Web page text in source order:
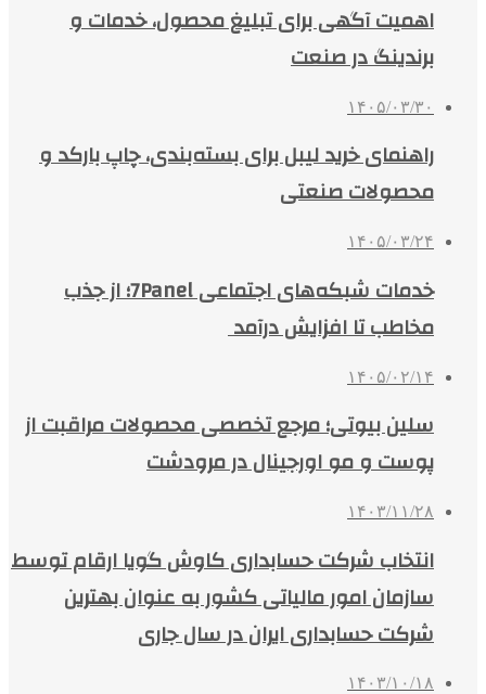
اهمیت آگهی برای تبلیغ محصول، خدمات و
برندینگ در صنعت
۱۴۰۵/۰۳/۳۰
راهنمای خرید لیبل برای بسته‌بندی، چاپ بارکد و
محصولات صنعتی
۱۴۰۵/۰۳/۲۴
خدمات شبکه‌های اجتماعی 7Panel؛ از جذب
مخاطب تا افزایش درآمد
۱۴۰۵/۰۲/۱۴
سلین بیوتی؛ مرجع تخصصی محصولات مراقبت از
پوست و مو اورجینال در مرودشت
۱۴۰۳/۱۱/۲۸
انتخاب شرکت حسابداری کاوش گویا ارقام توسط
سازمان امور مالیاتی کشور به عنوان بهترین
شرکت حسابداری ایران در سال جاری
۱۴۰۳/۱۰/۱۸